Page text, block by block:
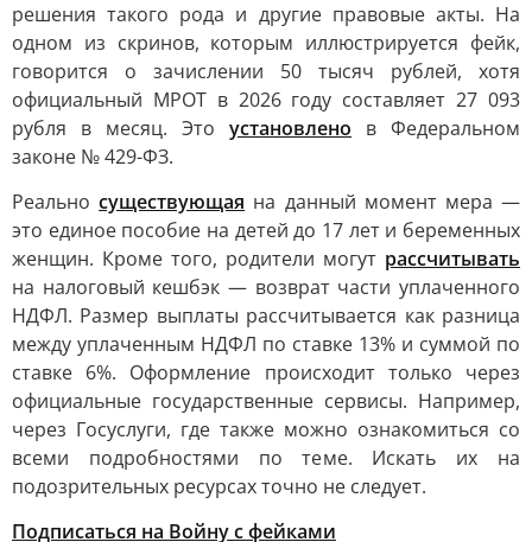
решения такого рода и другие правовые акты. На
одном из скринов, которым иллюстрируется фейк,
говорится о зачислении 50 тысяч рублей, хотя
официальный МРОТ в 2026 году составляет 27 093
рубля в месяц. Это установлено в Федеральном
законе № 429-ФЗ.
Реальносуществующая на данный момент мера —
это единое пособие на детей до 17 лет и беременных
женщин. Кроме того, родители могут рассчитывать
на налоговый кешбэк — возврат части уплаченного
НДФЛ. Размер выплаты рассчитывается как разница
между уплаченным НДФЛ по ставке 13% и суммой по
ставке 6%. Оформление происходит только через
официальные государственные сервисы. Например,
через Госуслуги, где также можно ознакомиться со
всеми подробностями по теме. Искать их на
подозрительных ресурсах точно не следует.
Подписаться на Войну с фейками